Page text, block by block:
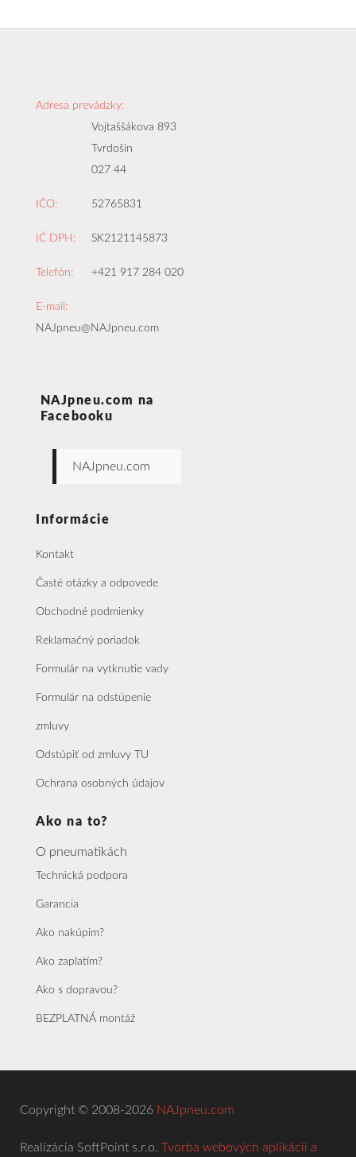
Adresa prevádzky:
Vojtaššákova 893
Tvrdošín
027 44
IČO: 52765831
IČ DPH: SK2121145873
Telefón: +421 917 284 020
E-mail:
NAJpneu@NAJpneu.com
NAJpneu.com na
Facebooku
NAJpneu.com
Informácie
Kontakt
Časté otázky a odpovede
Obchodné podmienky
Reklamačný poriadok
Formulár na vytknutie vady
Formulár na odstúpenie
zmluvy
Odstúpiť od zmluvy TU
Ochrana osobných údajov
Ako na to?
O pneumatikách
Technická podpora
Garancia
Ako nakúpim?
Ako zaplatím?
Ako s dopravou?
BEZPLATNÁ montáž
Copyright © 2008-2026 NAJpneu.com
Realizácia SoftPoint s.r.o. Tvorba webových aplikácií a